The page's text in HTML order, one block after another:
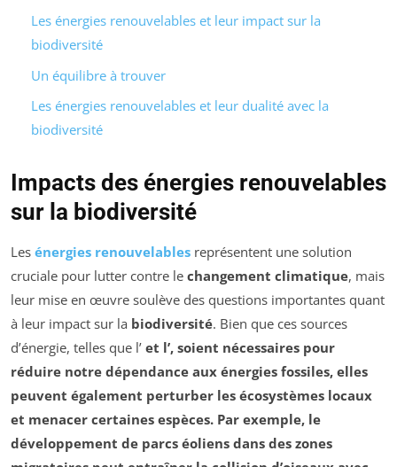
Les énergies renouvelables et leur impact sur la
biodiversité
Un équilibre à trouver
Les énergies renouvelables et leur dualité avec la
biodiversité
Impacts des énergies renouvelables
sur la biodiversité
Les énergies renouvelables représentent une solution
cruciale pour lutter contre le changement climatique, mais
leur mise en œuvre soulève des questions importantes quant
à leur impact sur la biodiversité. Bien que ces sources
d’énergie, telles que l’ et l’, soient nécessaires pour
réduire notre dépendance aux énergies fossiles, elles
peuvent également perturber les écosystèmes locaux
et menacer certaines espèces. Par exemple, le
développement de parcs éoliens dans des zones